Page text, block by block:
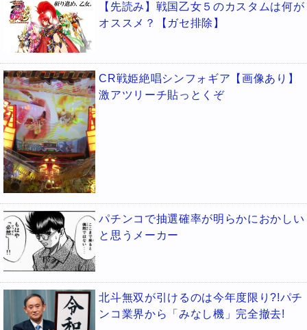
【先読み】戦国乙女５のカスタムは何が
オススメ？【ガセ排除】
CR戦姫絶唱シンフォギア【画像あり】
激アツリーチ貼っとくぞ
パチンコで抽選確率が明らかにおかしい
と思うメーカー
北斗無双が引けるのは今年度限り?!パチ
ンコ業界から「みなし機」完全撤去!